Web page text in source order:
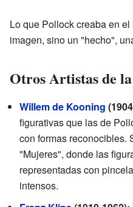
Lo que Pollock creaba en
imagen, sino un "hecho",
Otros Artistas de
Willem de Kooning
figurativas que las de
con formas reconocibles.
"Mujeres", donde las
representadas con
intensos.